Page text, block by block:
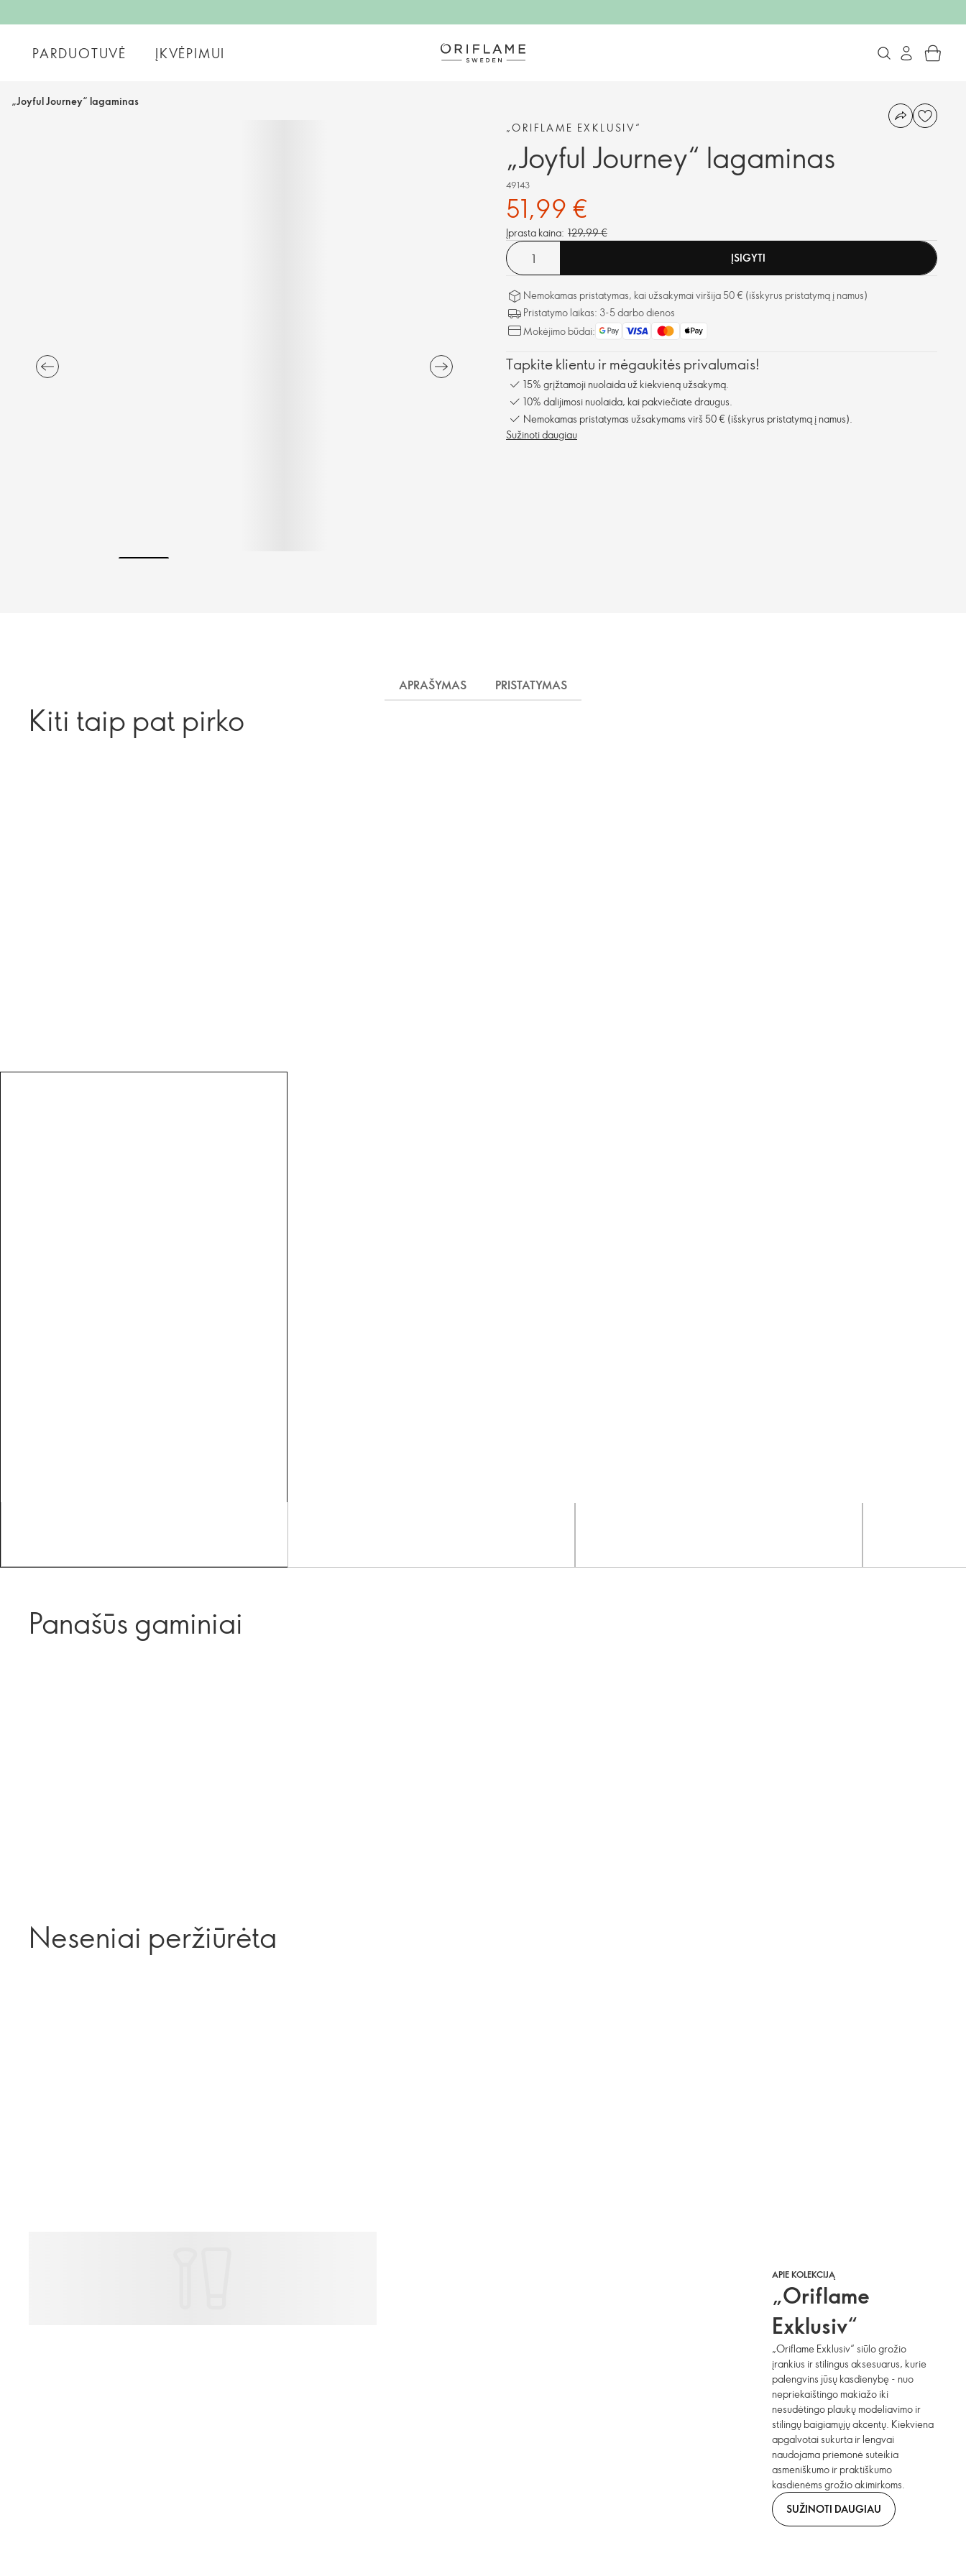
PARDUOTUVĖ ĮKVĖPIMUI
„Joyful Journey“ lagaminas
„ORIFLAME EXKLUSIV“
„Joyful Journey“ lagaminas
49143
51,99 €
Įprasta kaina: 129,99 €
ĮSIGYTI
Nemokamas pristatymas, kai užsakymai viršija 50 € (išskyrus pristatymą į namus)
Pristatymo laikas: 3-5 darbo dienos
Mokėjimo būdai:
Tapkite klientu ir mėgaukitės privalumais!
15% grįžtamoji nuolaida už kiekvieną užsakymą.
10% dalijimosi nuolaida, kai pakviečiate draugus.
Nemokamas pristatymas užsakymams virš 50 € (išskyrus pristatymą į namus).
Sužinoti daugiau
APRAŠYMAS PRISTATYMAS
Kiti taip pat pirko
Panašūs gaminiai
Neseniai peržiūrėta
APIE KOLEKCIJĄ
„Oriflame
Exklusiv“
„Oriflame Exklusiv“ siūlo grožio
įrankius ir stilingus aksesuarus, kurie
palengvins jūsų kasdienybę - nuo
nepriekaištingo makiažo iki
nesudėtingo plaukų modeliavimo ir
stilingų baigiamųjų akcentų. Kiekviena
apgalvotai sukurta ir lengvai
naudojama priemonė suteikia
asmeniškumo ir praktiškumo
kasdienėms grožio akimirkoms.
SUŽINOTI DAUGIAU